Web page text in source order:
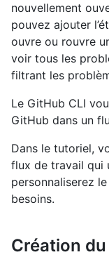
nouvellement
pouvez ajouter
ouvre ou rouvre
voir tous les
filtrant les
Le GitHub CLI
GitHub dans un
Dans le tutoriel,
flux de travail qui
personnaliserez
besoins.
Création